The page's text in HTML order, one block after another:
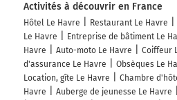
Activités à découvrir en France
Hôtel Le Havre Restaurant Le Havre
Le Havre
Entreprise de bâtiment Le
Havre
Auto-moto Le Havre Coiffeur
d'assurance Le Havre
Obsèques Le
Location, gîte Le Havre
Chambre
Havre
Auberge de jeunesse Le Havre